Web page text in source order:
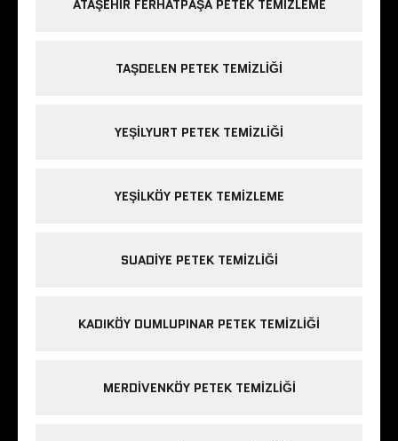
ATAŞEHIR FERHATPAŞA PETEK TEMIZLEME
TAŞDELEN PETEK TEMIZLIĞI
YEŞILYURT PETEK TEMIZLIĞI
YEŞILKÖY PETEK TEMIZLEME
SUADIYE PETEK TEMIZLIĞI
KADIKÖY DUMLUPINAR PETEK TEMIZLIĞI
MERDIVENKÖY PETEK TEMIZLIĞI